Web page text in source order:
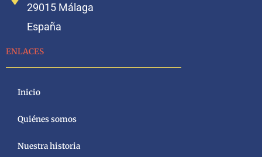
29015 Málaga
España
ENLACES
Inicio
Quiénes somos
Nuestra historia